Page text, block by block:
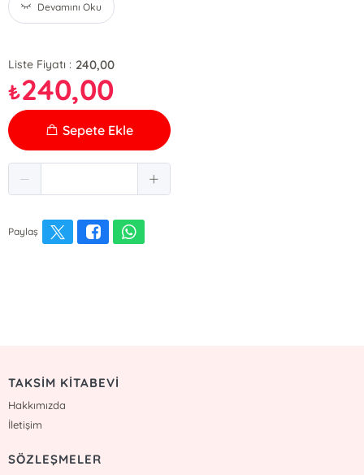
Devamını Oku
Liste Fiyatı : 240,00
₺240,00
Sepete Ekle
Paylaş
TAKSİM KİTABEVİ
Hakkımızda
İletişim
SÖZLEŞMELER